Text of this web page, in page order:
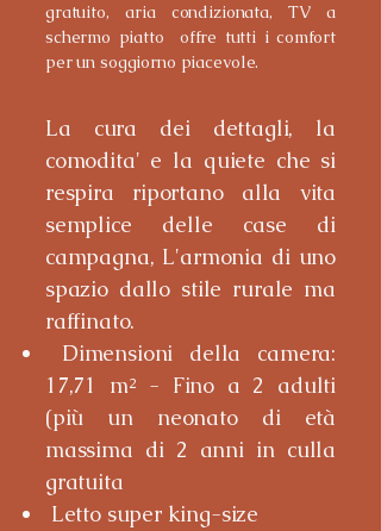
gratuito, aria condizionata, TV a
schermo piatto offre tutti i comfort
per un soggiorno piacevole.
La cura dei dettagli, la
comodita' e la quiete che si
respira riportano alla vita
semplice delle case di
campagna, L'armonia di uno
spazio dallo stile rurale ma
raffinato.
Dimensioni della camera:
17,71 m² - Fino a 2 adulti
(più un neonato di età
massima di 2 anni in culla
gratuita
Letto super king-size